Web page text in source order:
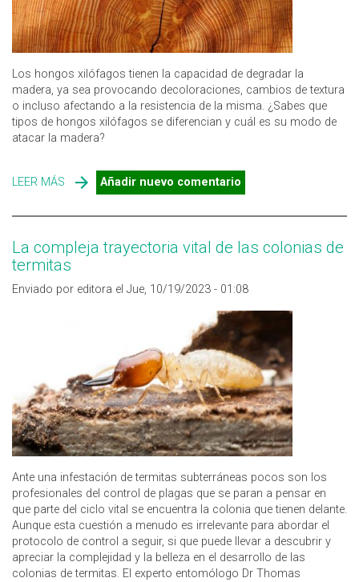
Los hongos xilófagos tienen la capacidad de degradar la
madera, ya sea provocando decoloraciones, cambios de textura
o incluso afectando a la resistencia de la misma. ¿Sabes que
tipos de hongos xilófagos se diferencian y cuál es su modo de
atacar la madera?
LEER MÁS SOBRE HONGOS XILÓFAGOS, ¿EN QUÉ TIPOS SE
CLASIFICAN Y CÓMO ATACAN A LA MADERA?
Añadir nuevo comentario
La compleja trayectoria vital de las colonias de
termitas
Enviado por editora el Jue, 10/19/2023 - 01:08
Ante una infestación de termitas subterráneas pocos son los
profesionales del control de plagas que se paran a pensar en
que parte del ciclo vital se encuentra la colonia que tienen delante.
Aunque esta cuestión a menudo es irrelevante para abordar el
protocolo de control a seguir, si que puede llevar a descubrir y
apreciar la complejidad y la belleza en el desarrollo de las
colonias de termitas. El experto entomólogo Dr Thomas